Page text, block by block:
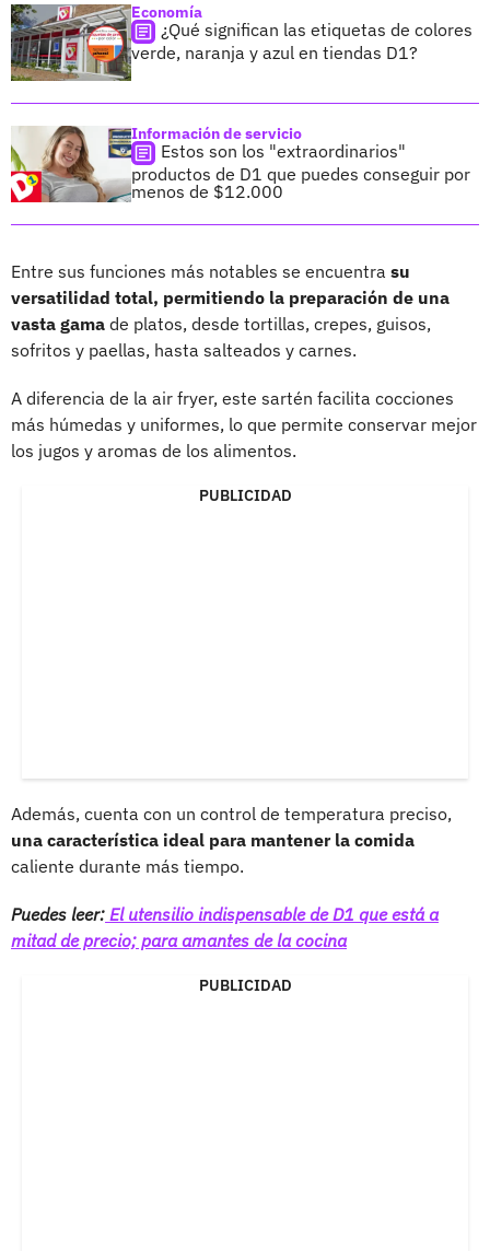
Economía
¿Qué significan las etiquetas de colores
verde, naranja y azul en tiendas D1?
Información de servicio
Estos son los "extraordinarios"
productos de D1 que puedes conseguir por
menos de $12.000
Entre sus funciones más notables se encuentra su
versatilidad total, permitiendo la preparación de una
vasta gama de platos, desde tortillas, crepes, guisos,
sofritos y paellas, hasta salteados y carnes.
A diferencia de la air fryer, este sartén facilita cocciones
más húmedas y uniformes, lo que permite conservar mejor
los jugos y aromas de los alimentos.
PUBLICIDAD
Además, cuenta con un control de temperatura preciso,
una característica ideal para mantener la comida
caliente durante más tiempo.
Puedes leer: El utensilio indispensable de D1 que está a
mitad de precio; para amantes de la cocina
PUBLICIDAD